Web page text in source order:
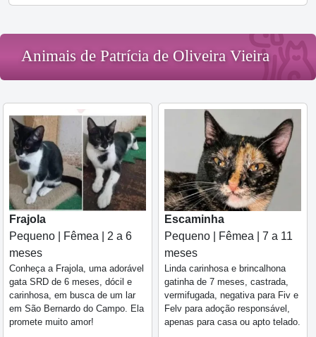
Animais de Patrícia de Oliveira Vieira
Frajola
Pequeno | Fêmea | 2 a 6
meses
Conheça a Frajola, uma adorável
gata SRD de 6 meses, dócil e
carinhosa, em busca de um lar
em São Bernardo do Campo. Ela
promete muito amor!
Escaminha
Pequeno | Fêmea | 7 a 11
meses
Linda carinhosa e brincalhona
gatinha de 7 meses, castrada,
vermifugada, negativa para Fiv e
Felv para adoção responsável,
apenas para casa ou apto telado.